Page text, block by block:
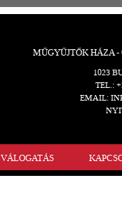
MŰGYŰJTŐK HÁZA
1023
TEL.:
EMAIL:
VÁLOGATÁS